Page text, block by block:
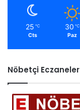
25 ℃
Cts
30 ℃
Paz
Nöbetçi Eczaneler